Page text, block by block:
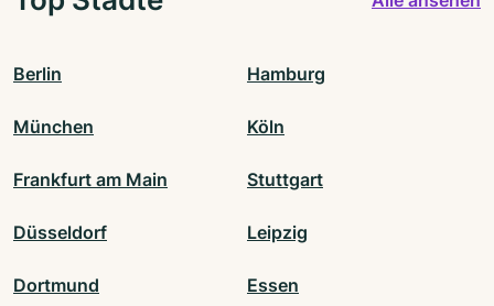
Berlin Hamburg
München Köln
Frankfurt am Main Stuttgart
Düsseldorf Leipzig
Dortmund Essen